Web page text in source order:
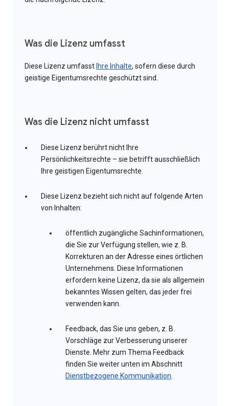
Was die Lizenz umfasst
Diese Lizenz umfasst Ihre Inhalte, sofern diese durch
geistige Eigentumsrechte geschützt sind.
Was die Lizenz nicht umfasst
Diese Lizenz berührt nicht Ihre
Persönlichkeitsrechte – sie betrifft ausschließlich
Ihre geistigen Eigentumsrechte.
Diese Lizenz bezieht sich nicht auf folgende Arten
von Inhalten:
öffentlich zugängliche Sachinformationen,
die Sie zur Verfügung stellen, wie z. B.
Korrekturen an der Adresse eines örtlichen
Unternehmens. Diese Informationen
erfordern keine Lizenz, da sie als allgemein
bekanntes Wissen gelten, das jeder frei
verwenden kann.
Feedback, das Sie uns geben, z. B.
Vorschläge zur Verbesserung unserer
Dienste. Mehr zum Thema Feedback
finden Sie weiter unten im Abschnitt
Dienstbezogene Kommunikation.